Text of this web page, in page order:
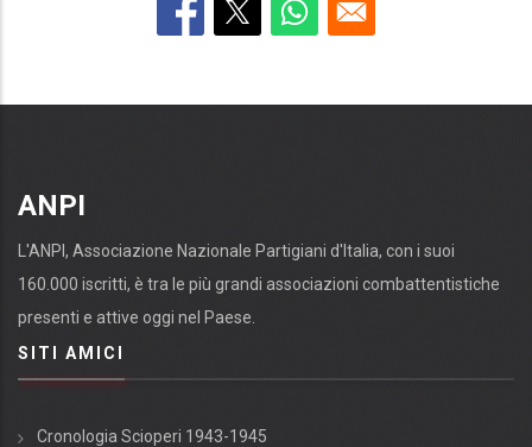
ANPI
L'ANPI, Associazione Nazionale Partigiani d'Italia, con i suoi
160.000 iscritti, è tra le più grandi associazioni combattentistiche
presenti e attive oggi nel Paese.
SITI AMICI
Cronologia Scioperi 1943-1945